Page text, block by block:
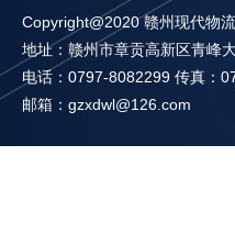
Copyright@2020 赣州现代物
地址：赣州市章贡高新区青峰
电话：0797-8082299 传真：
邮箱：gzxdwl@126.com